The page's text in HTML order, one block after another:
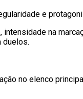
e
na
duelos.
no elenco